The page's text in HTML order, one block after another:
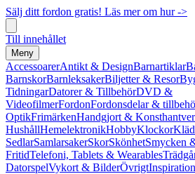
Sälj ditt fordon gratis! Läs mer om hur ->
Till innehållet
Meny
AccessoarerAntikt & DesignBarnartiklar
BarnskorBarnleksakerBiljetter & Resor
TidningarDatorer & TillbehörDVD &
VideofilmerFordonFordonsdelar &
OptikFrimärkenHandgjort &
HushållHemelektronikHobbyKlockor
SedlarSamlarsakerSkorSkönhetSmycken
FritidTelefoni, Tablets & Wearables
DatorspelVykort & BilderÖvrigtInspiration